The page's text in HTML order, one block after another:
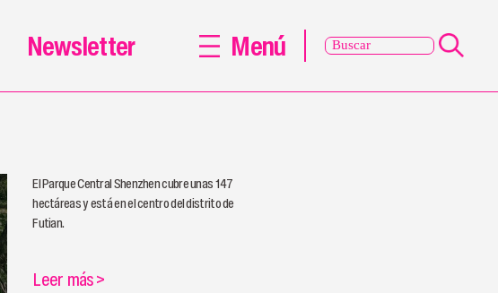
El Parque Central Shenzhen cubre unas 147
hectáreas y está en el centro del distrito de
Futian.
Leer más>
Newsletter Menú